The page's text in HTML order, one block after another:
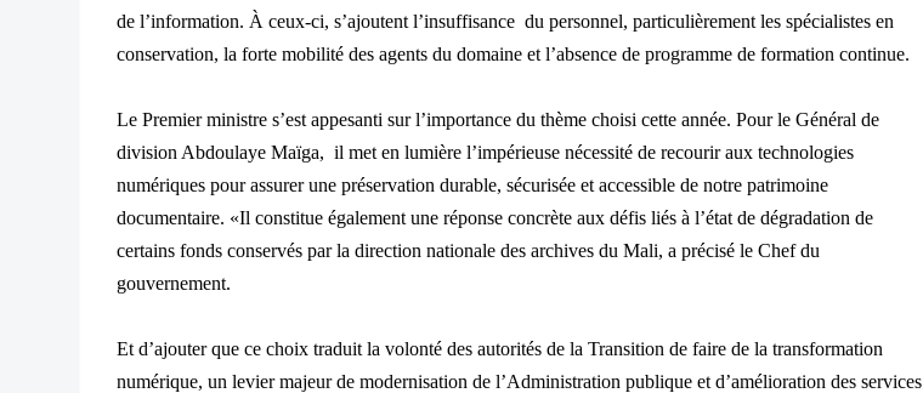
de l’information. À ceux-ci, s’ajoutent l’insuffisance du personnel, particulièrement les spécialistes en
conservation, la forte mobilité des agents du domaine et l’absence de programme de formation continue.
Le Premier ministre s’est appesanti sur l’importance du thème choisi cette année. Pour le Général de
division Abdoulaye Maïga, il met en lumière l’impérieuse nécessité de recourir aux technologies
numériques pour assurer une préservation durable, sécurisée et accessible de notre patrimoine
documentaire. «Il constitue également une réponse concrète aux défis liés à l’état de dégradation de
certains fonds conservés par la direction nationale des archives du Mali, a précisé le Chef du
gouvernement.
Et d’ajouter que ce choix traduit la volonté des autorités de la Transition de faire de la transformation
numérique, un levier majeur de modernisation de l’Administration publique et d’amélioration des services